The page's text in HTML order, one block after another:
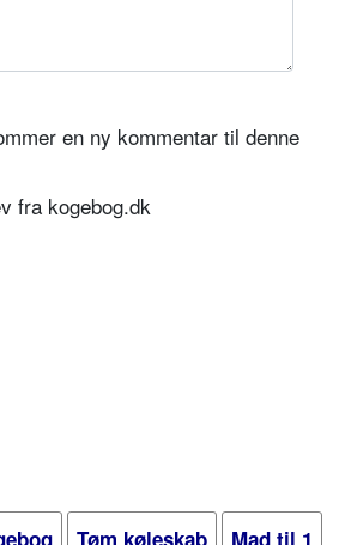
en ny kommentar til denne
fra kogebog.dk
Tøm køleskab
Mad til 1